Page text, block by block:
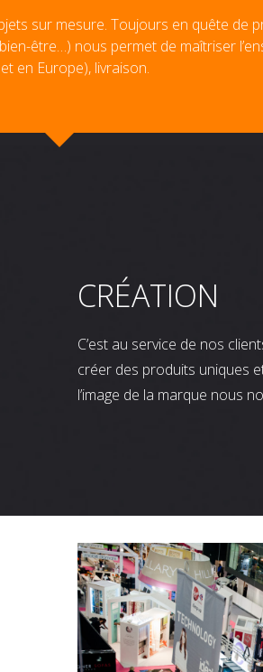
sur mesure. Toujours en quête
être…) nous permet de maîtriser
en Europe), livraison.
CRÉATION
C’est au service de nos
créer des produits uniques
l’image de la marque nous